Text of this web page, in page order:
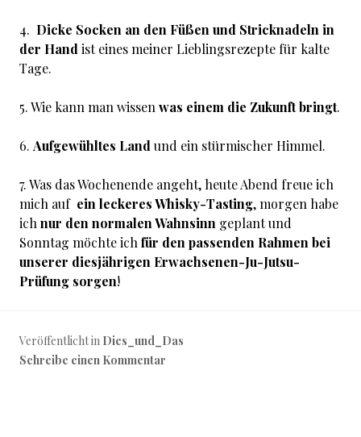
4. Dicke Socken an den Füßen und Stricknadeln in
der Hand ist eines meiner Lieblingsrezepte für kalte
Tage.
5. Wie kann man wissen was einem die Zukunft bringt.
6. Aufgewühltes Land und ein stürmischer Himmel.
7. Was das Wochenende angeht, heute Abend freue ich
mich auf ein leckeres Whisky-Tasting, morgen habe
ich nur den normalen Wahnsinn geplant und
Sonntag möchte ich für den passenden Rahmen bei
unserer diesjährigen Erwachsenen-Ju-Jutsu-
Prüfung sorgen!
Veröffentlicht in Dies_und_Das
Schreibe einen Kommentar